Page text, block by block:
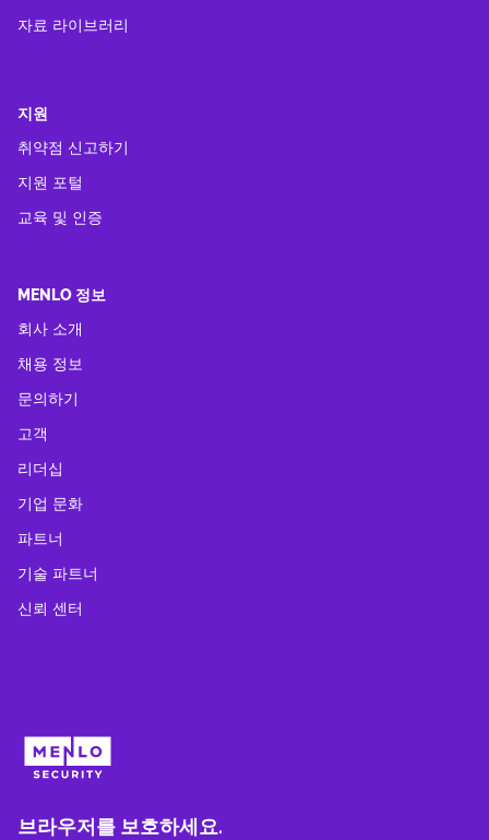
자료 라이브러리
지원
취약점 신고하기
지원 포털
교육 및 인증
MENLO 정보
회사 소개
채용 정보
문의하기
고객
리더십
기업 문화
파트너
기술 파트너
신뢰 센터
브라우저를 보호하세요.